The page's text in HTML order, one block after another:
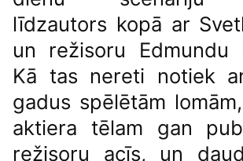
līdzautors kopā ar
un režisoru Edmundu
Kā tas nereti notiek
gadus spēlētām
aktiera tēlam gan
režisoru acīs, un